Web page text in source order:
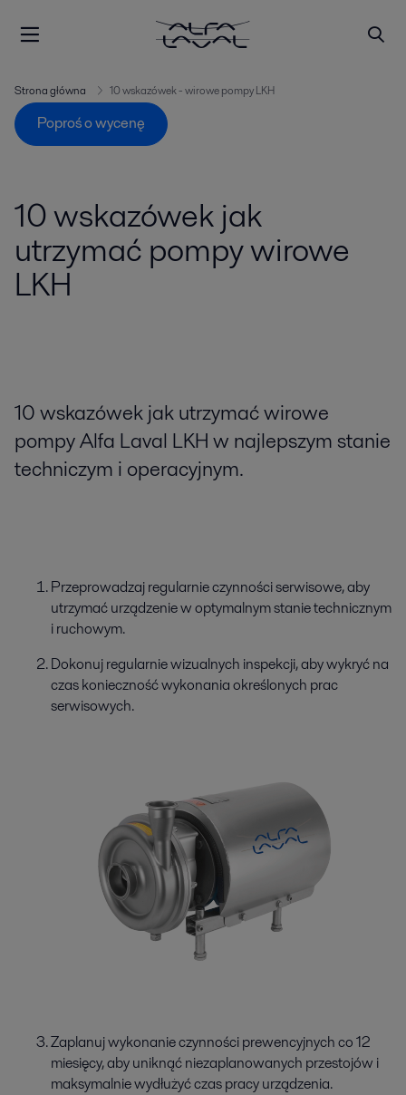
Strona główna 10 wskazówek - wirowe pompy LKH
Poproś o wycenę
10 wskazówek jak
utrzymać pompy wirowe
LKH
10 wskazówek jak utrzymać wirowe
pompy Alfa Laval LKH w najlepszym stanie
techniczym i operacyjnym.
Przeprowadzaj regularnie czynności serwisowe, aby
utrzymać urządzenie w optymalnym stanie technicznym
i ruchowym.
Dokonuj regularnie wizualnych inspekcji, aby wykryć na
czas konieczność wykonania określonych prac
serwisowych.
Zaplanuj wykonanie czynności prewencyjnych co 12
miesięcy, aby uniknąć niezaplanowanych przestojów i
maksymalnie wydłużyć czas pracy urządzenia.